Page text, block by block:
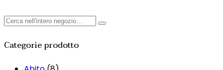
Categorie prodotto